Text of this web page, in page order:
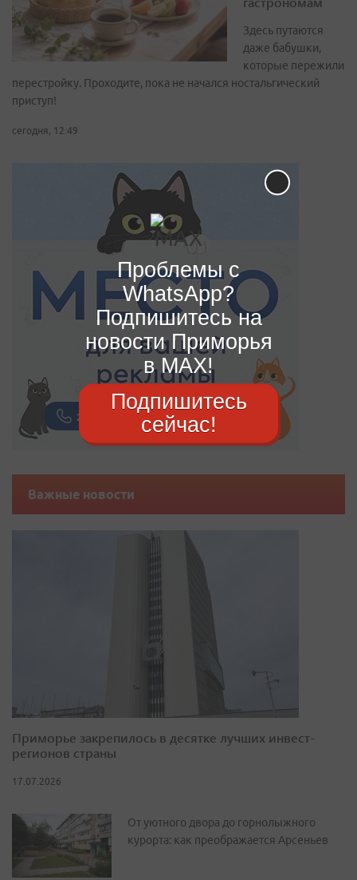
Здесь путаются
даже бабушки,
которые пережили
перестройку. Проходите, пока не начался ностальгический
приступ!
сегодня, 12:49
Важные новости
Приморье закрепилось в десятке лучших инвест-
регионов страны
17.07.2026
От уютного двора до горнолыжного
курорта: как преображается Арсеньев
Проблемы с
WhatsApp?
Подпишитесь на
новости Приморья
в MAX!
Подпишитесь
сейчас!